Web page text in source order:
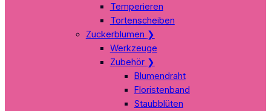
Temperieren
Tortenscheiben
Zuckerblumen ❯
Werkzeuge
Zubehör ❯
Blumendraht
Floristenband
Staubblüten